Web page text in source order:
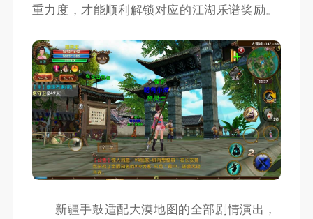
重力度，才能顺利解锁对应的江湖乐谱奖励。
新疆手鼓适配大漠地图的全部剧情演出，